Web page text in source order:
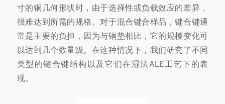
寸的铜几何形状时，由于选择性或负载效应的差异，
很难达到所需的规格。对于混合键合样品，键合键通
常是主要的负担，因为与铜垫相比，它的规模变化可
以达到几个数量级。在这种情况下，我们研究了不同
类型的键合键结构以及它们在湿法ALE工艺下的表
现。